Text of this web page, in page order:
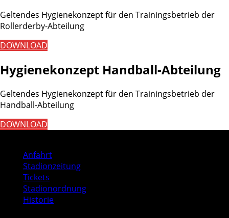
Geltendes Hygienekonzept für den Trainingsbetrieb der
Rollerderby-Abteilung
DOWNLOAD
Hygienekonzept Handball-Abteilung
Geltendes Hygienekonzept für den Trainingsbetrieb der
Handball-Abteilung
DOWNLOAD
Anfahrt
Stadionzeitung
Tickets
Stadionordnung
Historie